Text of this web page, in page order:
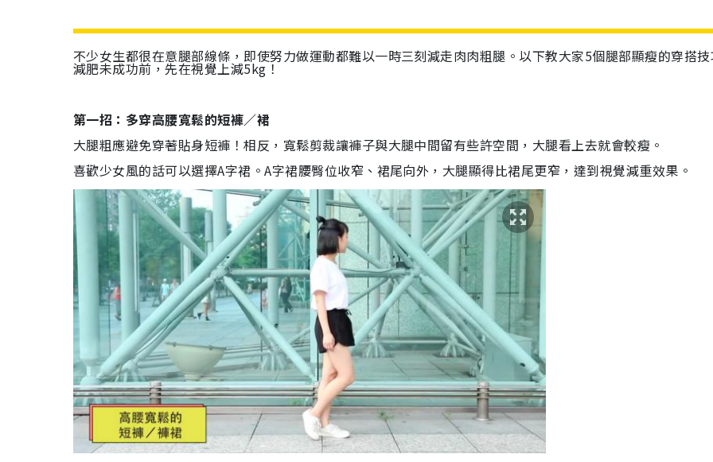
不少女生都很在意腿部線條，即使努力做運動都難以一時三刻減走肉肉粗腿。以下教大家5個腿部顯瘦的穿搭
減肥未成功前，先在視覺上減5kg！
第一招：多穿高腰寬鬆的短褲／裙
大腿粗應避免穿著貼身短褲！相反，寬鬆剪裁讓褲子與大腿中間留有些許空間，大腿看上去就會較瘦。
喜歡少女風的話可以選擇A字裙。A字裙腰臀位收窄、裙尾向外，大腿顯得比裙尾更窄，達到視覺減重效果。